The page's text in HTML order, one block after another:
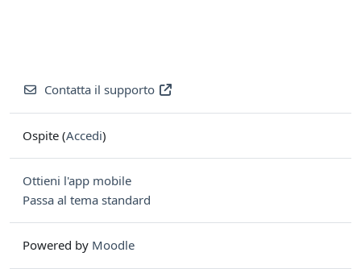
Contatta il supporto
Ospite (Accedi)
Ottieni l'app mobile
Passa al tema standard
Powered by Moodle